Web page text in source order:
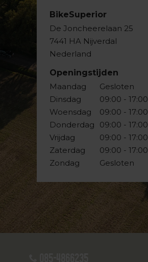
BikeSuperior
De Joncheerelaan 25
7441 HA Nijverdal
Nederland
Openingstijden
Maandag
Dinsdag
Woensdag
Donderdag
Vrijdag
Zaterdag
Zondag
Gesloten
09:00 - 17:00
09:00 - 17:00
09:00 - 17:00
09:00 - 17:00
09:00 - 17:00
Gesloten